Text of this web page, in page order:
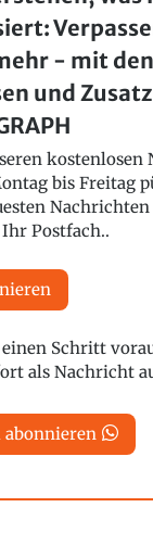
- mit
und
kostenlosen
bis Freitag
Nachrichten
Postfach..
Schritt
als Nachricht
abonnieren